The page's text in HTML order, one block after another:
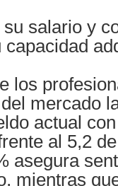
salario y
los
mercado
actual
al 5,2
asegura
mientras